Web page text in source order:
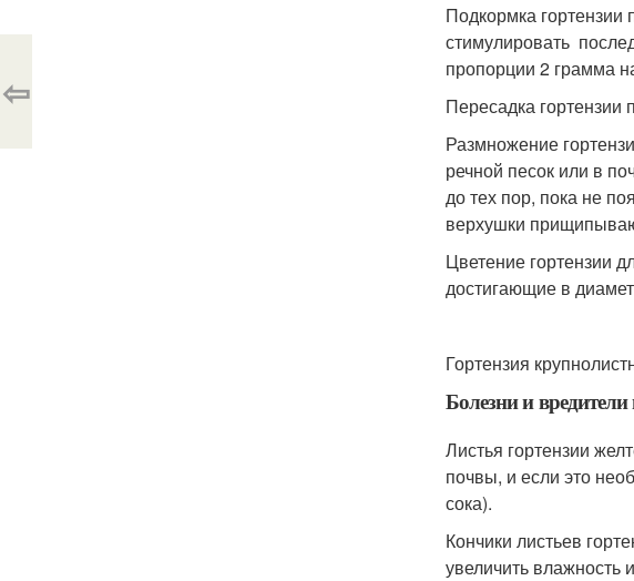
Подкормка
стимулировать
пропорции 2 грамма
Пересадка
Размножение
речной песок или в
до тех пор, пока не
верхушки
Цветение гортензии
достигающие в
Гортензия
Болезни и вредители
Листья гортензии
почвы, и если это
сока).
Кончики листьев
увеличить влажность
⇦